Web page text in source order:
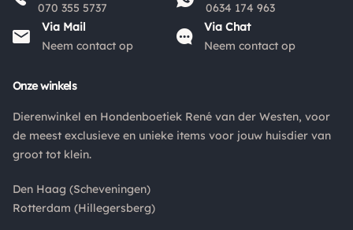
070 355 5737
0634 174 963
Via Mail
Neem contact op
Via Chat
Neem contact op
Onze winkels
Dierenwinkel en Hondenboetiek René van der Westen, voor
de meest exclusieve en unieke items voor jouw huisdier van
groot tot klein.
Den Haag (Scheveningen)
Rotterdam (Hillegersberg)